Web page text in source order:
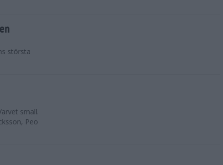
största
small.
Peo